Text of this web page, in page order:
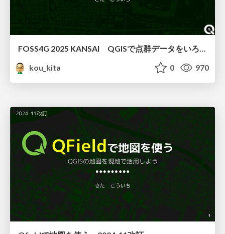
FOSS4G 2025 KANSAI QGISで点群データをいろいろしてみた
kou_kita
0 970